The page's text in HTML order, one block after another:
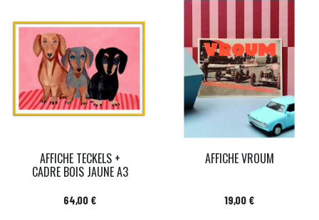
AFFICHE TECKELS +
CADRE BOIS JAUNE A3
Prix
64,00 €
AFFICHE VROUM
Prix
19,00 €